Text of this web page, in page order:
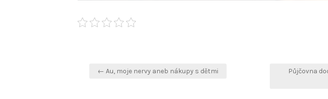
Navigace
← Au, moje nervy aneb nákupy s dětmi
Půjčovna